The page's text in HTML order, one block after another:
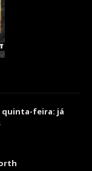
quinta-feira: já